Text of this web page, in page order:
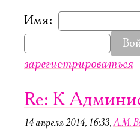
Имя:
зарегистрироваться
Re: К
14 апреля 2014, 16:33,А.М.